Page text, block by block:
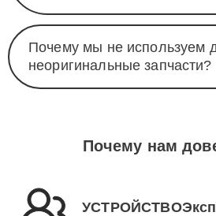
Почему мы не используем
неоригинальные запчасти?
Почему нам